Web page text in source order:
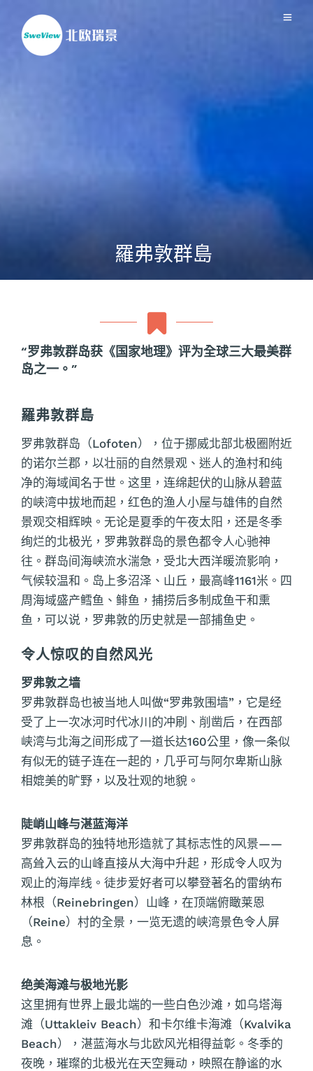
羅弗敦群島
“罗弗敦群岛获《国家地理》评为全球三大最美群
岛之一。”
羅弗敦群島
罗弗敦群岛（Lofoten），位于挪威北部北极圈附近
的诺尔兰郡，以壮丽的自然景观、迷人的渔村和纯
净的海域闻名于世。这里，连绵起伏的山脉从碧蓝
的峡湾中拔地而起，红色的渔人小屋与雄伟的自然
景观交相辉映。无论是夏季的午夜太阳，还是冬季
绚烂的北极光，罗弗敦群岛的景色都令人心驰神
往。群岛间海峡流水湍急，受北大西洋暖流影响，
气候较温和。岛上多沼泽、山丘，最高峰1161米。四
周海域盛产鳕鱼、鲱鱼，捕捞后多制成鱼干和熏
鱼，可以说，罗弗敦的历史就是一部捕鱼史。
令人惊叹的自然风光
罗弗敦之墙
罗弗敦群岛也被当地人叫做“罗弗敦围墙”，它是经
受了上一次冰河时代冰川的冲刷、削凿后，在西部
峡湾与北海之间形成了一道长达160公里，像一条似
有似无的链子连在一起的，几乎可与阿尔卑斯山脉
相媲美的旷野，以及壮观的地貌。
陡峭山峰与湛蓝海洋
罗弗敦群岛的独特地形造就了其标志性的风景——
高耸入云的山峰直接从大海中升起，形成令人叹为
观止的海岸线。徒步爱好者可以攀登著名的雷纳布
林根（Reinebringen）山峰，在顶端俯瞰莱恩
（Reine）村的全景，一览无遗的峡湾景色令人屏
息。
绝美海滩与极地光影
这里拥有世界上最北端的一些白色沙滩，如乌塔海
滩（Uttakleiv Beach）和卡尔维卡海滩（Kvalvika
Beach），湛蓝海水与北欧风光相得益彰。冬季的
夜晚，璀璨的北极光在天空舞动，映照在静谧的水